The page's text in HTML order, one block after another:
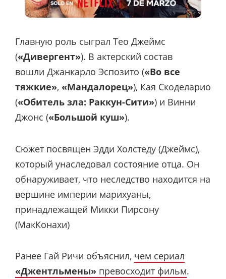
Главную роль сыграл Тео Джеймс
(«Дивергент»). В актерский состав
вошли Джанкарло Эспозито («Во все
тяжкие», «Мандалорец»), Кая Скоделарио
(«Обитель зла: Раккун-Сити») и Винни
Джонс («Большой куш»).
Сюжет посвящен Эдди Холстеду (Джеймс),
который унаследовал состояние отца. Он
обнаруживает, что неследство находится на
вершине империи марихуаны,
принадлежащей Микки Пирсону
(МакКонахи)
Ранее Гай Ричи объяснил, чем сериал
«Джентльмены» превосходит фильм.